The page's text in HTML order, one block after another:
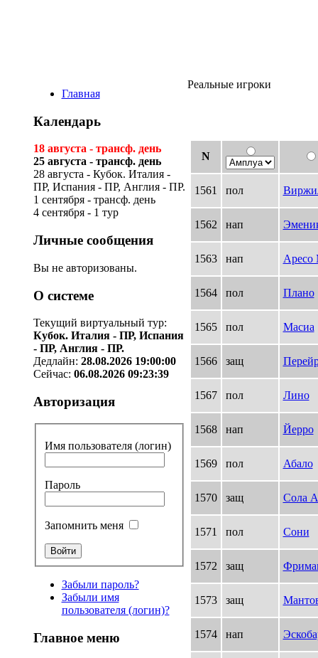
Главная
Календарь
18 августа - трансф. день
25 августа - трансф. день
28 августа - Кубок. Италия -
ПР, Испания - ПР, Англия - ПР.
1 сентября - трансф. день
4 сентября - 1 тур
Личные сообщения
Вы не авторизованы.
О системе
Текущий виртуальный тур:
Кубок. Италия - ПР, Испания
- ПР, Англия - ПР.
Дедлайн: 28.08.2026 19:00:00
Сейчас: 06.08.2026 09:23:39
Авторизация
Имя пользователя (логин)
Пароль
Запомнить меня
Забыли пароль?
Забыли имя
пользователя (логин)?
Главное меню
Реальные игроки
N
1561 пол
1562 нап
1563 нап Аресо
1564 пол Плано
1565 пол Масиа
1566 защ
1567 пол Лино
1568 нап Йерро
1569 пол Абало
1570 защ Сола
1571 пол Сони
1572 защ
1573 защ
1574 нап